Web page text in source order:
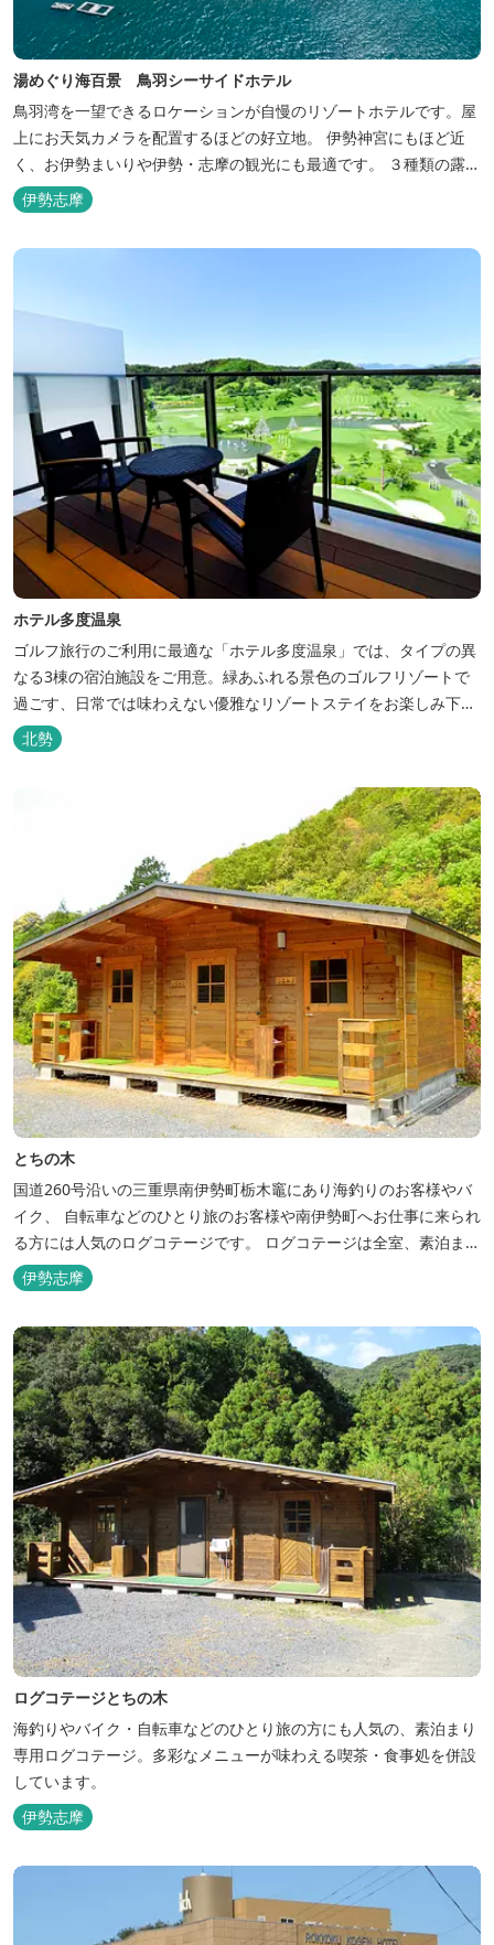
湯めぐり海百景 鳥羽シーサイドホテル
鳥羽湾を一望できるロケーションが自慢のリゾートホテルです。屋
上にお天気カメラを配置するほどの好立地。 伊勢神宮にもほど近
く、お伊勢まいりや伊勢・志摩の観光にも最適です。 ３種類の露天
風呂を備えた「風見の湯」をはじめ、趣の異なる３ヶ所の大浴場で
は、館内で湯めぐりが楽しめます。 また、露天風呂付客室や貸切家
族風呂（有料）、足湯に湯上がり処などもございますので、湯浴み
伊勢志摩
ホテル多度温泉
ゴルフ旅行のご利用に最適な「ホテル多度温泉」では、タイプの異
なる3棟の宿泊施設をご用意。緑あふれる景色のゴルフリゾートで
過ごす、日常では味わえない優雅なリゾートステイをお楽しみ下さ
い。
北勢
とちの木
国道260号沿いの三重県南伊勢町栃木竈にあり海釣りのお客様やバ
イク、 自転車などのひとり旅のお客様や南伊勢町へお仕事に来られ
る方には人気のログコテージです。 ログコテージは全室、素泊まり
となっており、おひとり様限定のお部屋、お二人様限定のお部屋、
3名様から5名様限定のお部屋とあります。 お風呂やトイレは別棟
に完備。 国道260号向いには喫茶食事とちの木では、お食事もでき
人気のトンテ...
伊勢志摩
ログコテージとちの木
海釣りやバイク・自転車などのひとり旅の方にも人気の、素泊まり
専用ログコテージ。多彩なメニューが味わえる喫茶・食事処を併設
しています。
伊勢志摩